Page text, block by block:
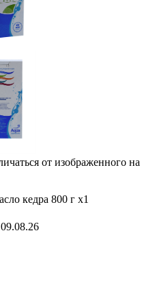
от изображенного на
кедра 800 г x1